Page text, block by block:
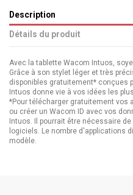
Description
Détails du produit
Avec la tablette Wacom Intuos,
Grâce à son stylet léger et très
disponibles gratuitement* conçues
Intuos donne vie à vos idées les
*Pour télécharger gratuitement vos
ou créer un Wacom ID avec vos
Intuos. Il pourrait être nécessaire
logiciels. Le nombre d'applications
modèle.